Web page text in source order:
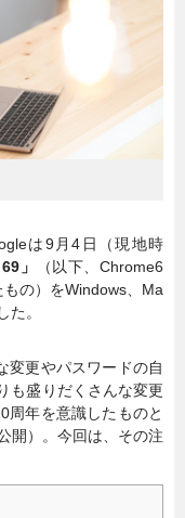
は9月4日（現地時
」
（以下、Chrome6
の）をWindows、Ma
。
更やパスワードの自
も盛りだくさんな変更
周年を意識したものと
開）。今回は、その注